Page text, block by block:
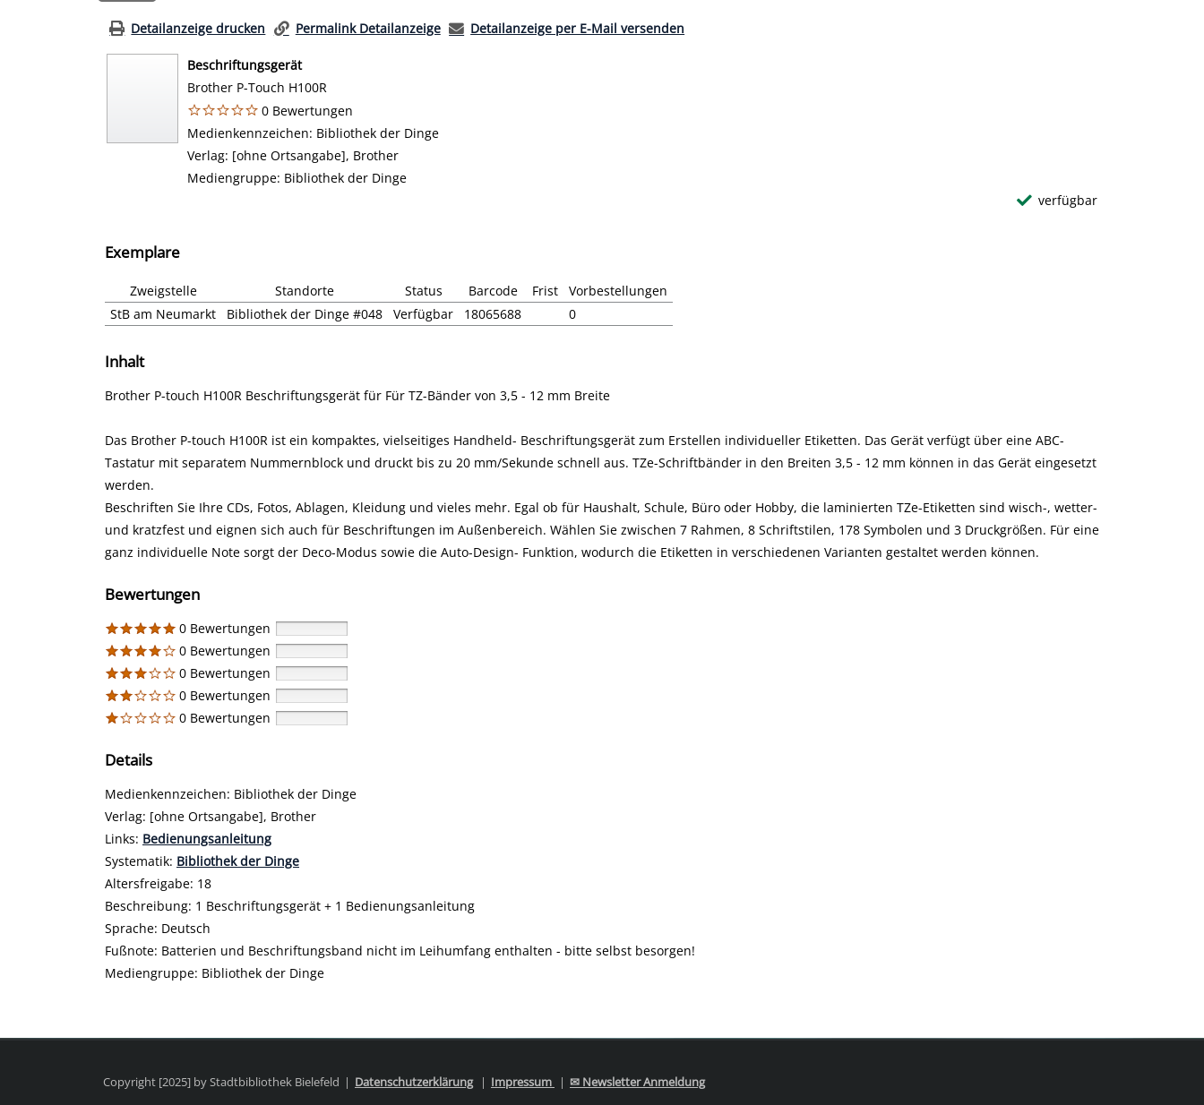
Detailanzeige drucken Permalink Detailanzeige Detailanzeige per E-Mail versenden
Beschriftungsgerät
Brother P-Touch H100R
0 Bewertungen
Suche nach diesem Verfasser
Medienkennzeichen: Bibliothek der Dinge
Verlag: [ohne Ortsangabe], Brother
Mediengruppe: Bibliothek der Dinge
verfügbar
Exemplare
Zweigstelle Standorte Status Barcode Frist
Vorbestellungen
StB am Neumarkt
Bibliothek der Dinge #048 Verfügbar 18065688 0
Inhalt
Brother P-touch H100R Beschriftungsgerät für Für TZ-Bänder von 3,5 - 12 mm Breite
Das Brother P-touch H100R ist ein kompaktes, vielseitiges Handheld- Beschriftungsgerät zum Erstellen individueller Etiketten. Das Gerät verfügt über eine ABC-
Tastatur mit separatem Nummernblock und druckt bis zu 20 mm/Sekunde schnell aus. TZe-Schriftbänder in den Breiten 3,5 - 12 mm können in das Gerät eingesetzt
werden.
Beschriften Sie Ihre CDs, Fotos, Ablagen, Kleidung und vieles mehr. Egal ob für Haushalt, Schule, Büro oder Hobby, die laminierten TZe-Etiketten sind wisch-, wetter-
und kratzfest und eignen sich auch für Beschriftungen im Außenbereich. Wählen Sie zwischen 7 Rahmen, 8 Schriftstilen, 178 Symbolen und 3 Druckgrößen. Für eine
ganz individuelle Note sorgt der Deco-Modus sowie die Auto-Design- Funktion, wodurch die Etiketten in verschiedenen Varianten gestaltet werden können.
Bewertungen
0 Bewertungen
0 Bewertungen
0 Bewertungen
0 Bewertungen
0 Bewertungen
Details
Suche nach diesem Verfasser
Medienkennzeichen: Bibliothek der Dinge
Verlag: [ohne Ortsangabe], Brother
opens in new tab
Links: Diesen Link in neuem Tab öffnen
Bedienungsanleitung
Systematik: Suche nach dieser Systematik
Bibliothek der Dinge
Suche nach diesem Interessenskreis
Altersfreigabe: 18
Beschreibung: 1 Beschriftungsgerät + 1 Bedienungsanleitung
Suche nach dieser Beteiligten Person
Sprache: Deutsch
Fußnote: Batterien und Beschriftungsband nicht im Leihumfang enthalten - bitte selbst besorgen!
Mediengruppe: Bibliothek der Dinge
Copyright [2025] by Stadtbibliothek Bielefeld Datenschutzerklärung Impressum ✉ Newsletter Anmeldung